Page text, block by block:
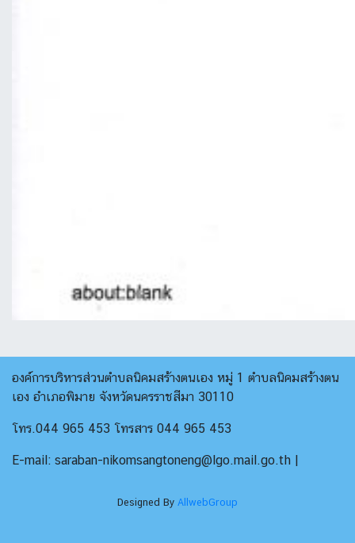
องค์การบริหารส่วนตำบลนิคมสร้างตนเอง หมู่ 1 ตำบลนิคมสร้างตน
เอง อำเภอพิมาย จังหวัดนครราชสีมา 30110
โทร.044 965 453 โทรสาร 044 965 453
E-mail: saraban-nikomsangtoneng@lgo.mail.go.th |
Designed By AllwebGroup